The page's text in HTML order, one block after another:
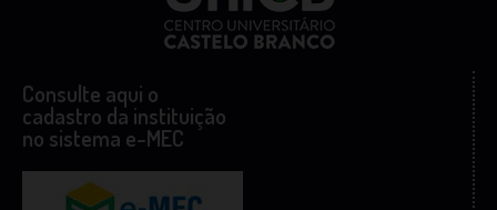
Consulte aqui o
cadastro da instituição
no sistema e-MEC